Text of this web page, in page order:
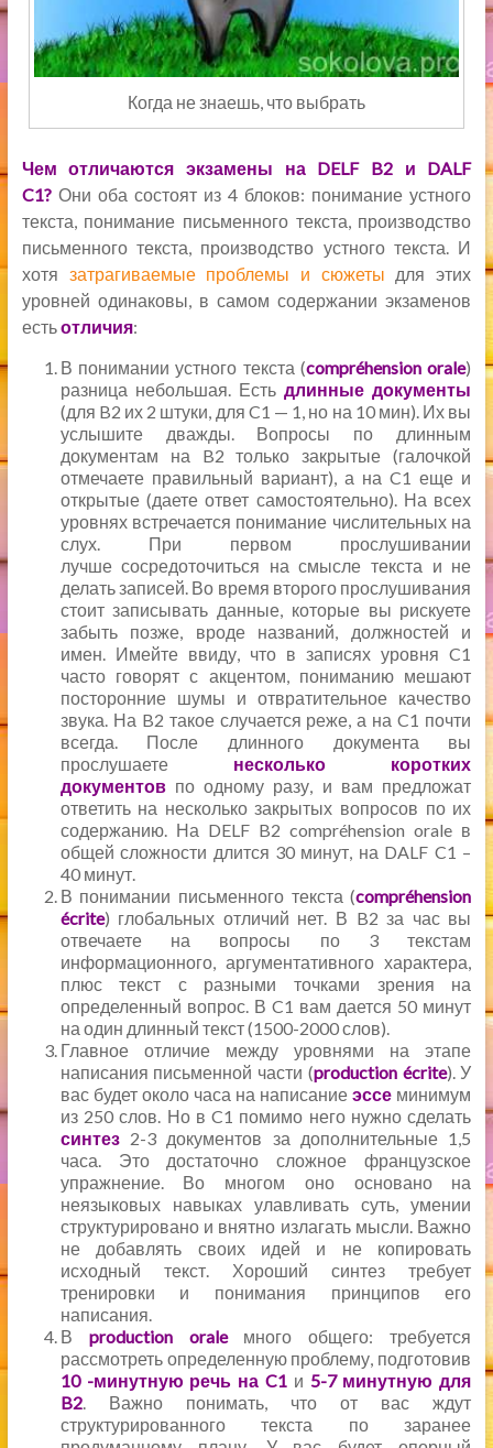
Когда не знаешь, что выбрать
Чем отличаются экзамены на DELF B2 и DALF
C1?Они оба состоят из 4 блоков: понимание устного
текста, понимание письменного текста, производство
письменного текста, производство устного текста. И
хотя затрагиваемые проблемы и сюжеты для этих
уровней одинаковы, в самом содержании экзаменов
естьотличия:
В понимании устного текста (compréhension orale)
разница небольшая. Есть длинные документы
(для B2 их 2 штуки, для C1 — 1, но на 10 мин). Их вы
услышите дважды. Вопросы по длинным
документам на B2 только закрытые (галочкой
отмечаете правильный вариант), а на C1 еще и
открытые (даете ответ самостоятельно). На всех
уровнях встречается понимание числительных на
слух. При первом прослушивании
лучше сосредоточиться на смысле текста и не
делать записей. Во время второго прослушивания
стоит записывать данные, которые вы рискуете
забыть позже, вроде названий, должностей и
имен. Имейте ввиду, что в записях уровня C1
часто говорят с акцентом, пониманию мешают
посторонние шумы и отвратительное качество
звука. На B2 такое случается реже, а на C1 почти
всегда. После длинного документа вы
прослушаете
несколько коротких
документов по одному разу, и вам предложат
ответить на несколько закрытых вопросов по их
содержанию. На DELF B2 compréhension orale в
общей сложности длится 30 минут, на DALF C1 –
40 минут.
В понимании письменного текста (compréhension
écrite) глобальных отличий нет. В B2 за час вы
отвечаете на вопросы по 3 текстам
информационного, аргументативного характера,
плюс текст с разными точками зрения на
определенный вопрос. В C1 вам дается 50 минут
на один длинный текст (1500-2000 слов).
Главное отличие между уровнями на этапе
написания письменной части (production écrite). У
вас будет около часа на написаниеэссе минимум
из 250 слов. Но в C1 помимо него нужно сделать
синтез2-3 документов за дополнительные 1,5
часа. Это достаточно сложное французское
упражнение. Во многом оно основано на
неязыковых навыках улавливать суть, умении
структурировано и внятно излагать мысли. Важно
не добавлять своих идей и не копировать
исходный текст. Хороший синтез требует
тренировки и понимания принципов его
написания.
В production oraleмного общего: требуется
рассмотреть определенную проблему, подготовив
10 -минутную речь на C1 и 5-7 минутную для
B2. Важно понимать, что от вас ждут
структурированного текста по заранее